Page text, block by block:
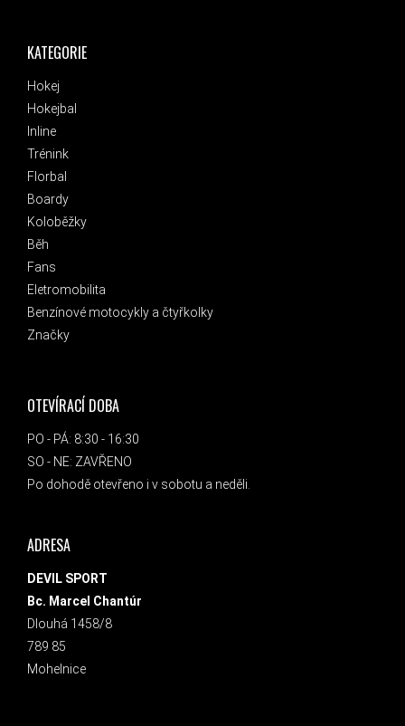
KATEGORIE
Hokej
Hokejbal
Inline
Trénink
Florbal
Boardy
Koloběžky
Běh
Fans
Eletromobilita
Benzínové motocykly a čtyřkolky
Značky
OTEVÍRACÍ DOBA
PO - PÁ: 8:30 - 16:30
SO - NE: ZAVŘENO
Po dohodě otevřeno i v sobotu a neděli.
ADRESA
DEVIL SPORT
Bc. Marcel Chantúr
Dlouhá 1458/8
789 85
Mohelnice